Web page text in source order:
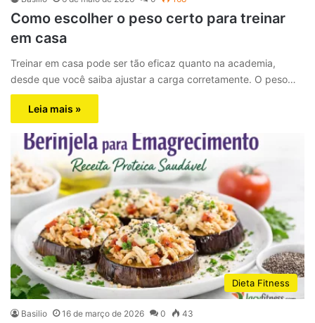
Como escolher o peso certo para treinar
em casa
Treinar em casa pode ser tão eficaz quanto na academia,
desde que você saiba ajustar a carga corretamente. O peso…
Leia mais »
Dieta Fitness
Basilio 16 de março de 2026 0 43